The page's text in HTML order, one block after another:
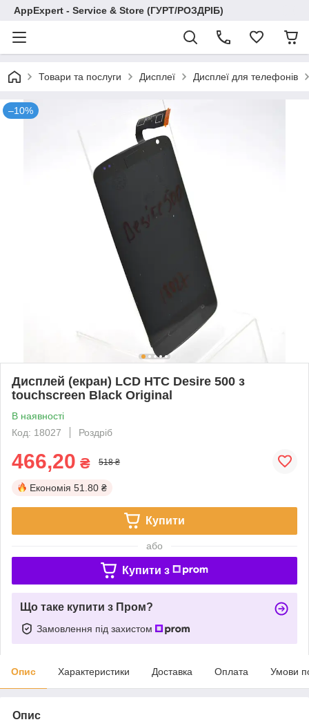
AppExpert - Service & Store (ГУРТ/РОЗДРІБ)
Товари та послуги Дисплеї Дисплеї для телефонів
–10%
Дисплей (екран) LCD HTC Desire 500 з
touchscreen Black Original
В наявності
Код: 18027
Роздріб
466,20 ₴ 518 ₴
Економія 51.80 ₴
Купити
або
Купити з
Що таке купити з Пром?
Замовлення під захистом
Опис Характеристики Доставка Оплата Умови
Опис